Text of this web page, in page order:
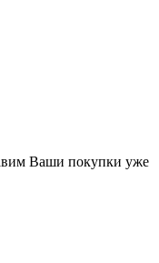
Ваши покупки уже